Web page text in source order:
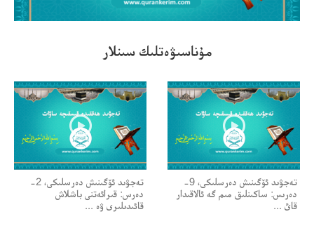
00:00/00:00
مۇناسىۋەتلىك سىنلار
تەجۋىد ئۆگىنىش دەرسلىكى، 9-
دەرىس: ساكىنلىق مىم گە ئالاقىدار
قائ ...
تەجۋىد ئۆگىنىش دەرسلىكى، 2-
دەرس: قىرائەتنى باشلاش
قائىدىلىرى ۋە ...